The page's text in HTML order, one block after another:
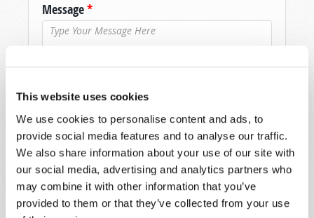
This website uses cookies
We use cookies to personalise content and ads, to
provide social media features and to analyse our traffic.
We also share information about your use of our site with
our social media, advertising and analytics partners who
may combine it with other information that you’ve
provided to them or that they’ve collected from your use
Message*